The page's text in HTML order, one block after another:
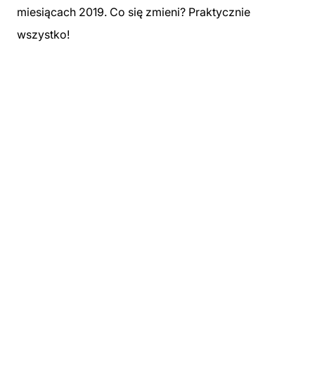
miesiącach 2019. Co się zmieni? Praktycznie
wszystko!